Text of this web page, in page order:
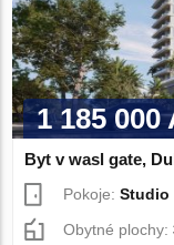
1 185 000
Byt v wasl gate,
Pokoje:Studio
Obytné plochy: